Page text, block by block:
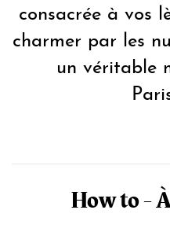
Cerca
consacrée à vos
charmer par les
un véritable
How to -